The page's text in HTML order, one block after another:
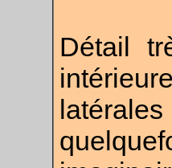
Détail